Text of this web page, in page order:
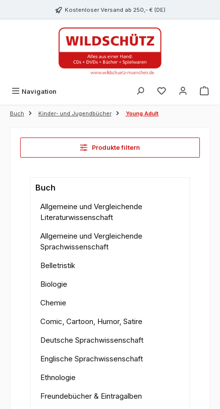
Kostenloser Versand ab 250,- € (DE)
Navigation Du hast 0
Buch Kinder- und Jugendbücher Young Adult
Produkte filtern
Buch
Allgemeine und Vergleichende
Literaturwissenschaft
Allgemeine und Vergleichende
Sprachwissenschaft
Belletristik
Biologie
Chemie
Comic, Cartoon, Humor, Satire
Deutsche Sprachwissenschaft
Englische Sprachwissenschaft
Ethnologie
Freundebücher & Eintragalben